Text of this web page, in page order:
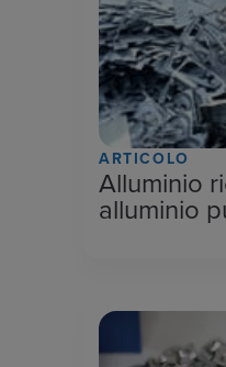
ARTICOLO
Alluminio
alluminio